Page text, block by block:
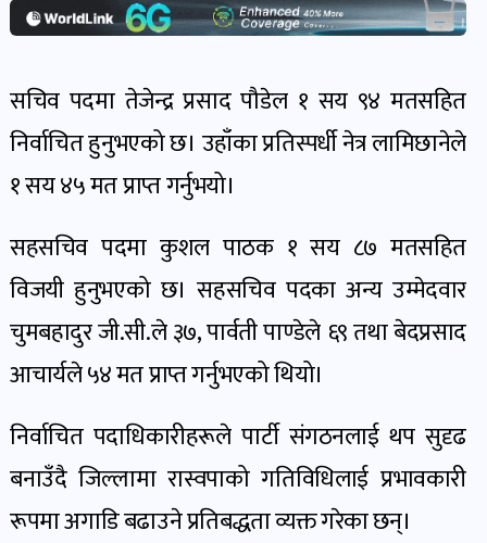
खबर
प्रवास
खबर
धर्म-
पोष्ट
वन-
वातावरण
पोष्ट
सचिव पदमा तेजेन्द्र प्रसाद पौडेल १ सय ९४ मतसहित
निर्वाचित हुनुभएको छ। उहाँका प्रतिस्पर्धी नेत्र लामिछानेले
१ सय ४५ मत प्राप्त गर्नुभयो।
सहसचिव पदमा कुशल पाठक १ सय ८७ मतसहित
विजयी हुनुभएको छ। सहसचिव पदका अन्य उम्मेदवार
चुमबहादुर जी.सी.ले ३७, पार्वती पाण्डेले ६९ तथा बेदप्रसाद
आचार्यले ५४ मत प्राप्त गर्नुभएको थियो।
निर्वाचित पदाधिकारीहरूले पार्टी संगठनलाई थप सुदृढ
बनाउँदै जिल्लामा रास्वपाको गतिविधिलाई प्रभावकारी
रूपमा अगाडि बढाउने प्रतिबद्धता व्यक्त गरेका छन्।